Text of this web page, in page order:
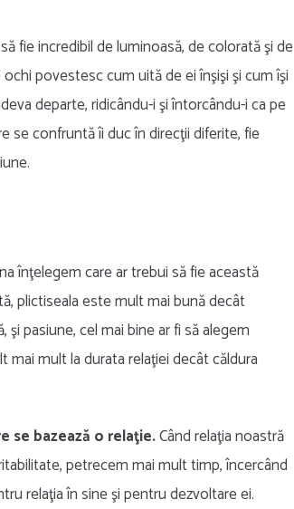
fie incredibil de luminoasă, de colorată şi de
povestesc cum uită de ei înşişi şi cum îşi
departe, ridicându-i şi întorcându-i ca pe
se confruntă îi duc în direcţii diferite, fie
înţelegem care ar trebui să fie această
plictiseala este mult mai bună decât
şi pasiune, cel mai bine ar fi să alegem
mai mult la durata relaţiei decât căldura
se bazează o relaţie.Când relaţia noastră
petrecem mai mult timp, încercând
relaţia în sine şi pentru dezvoltare ei.